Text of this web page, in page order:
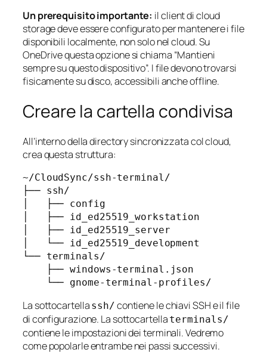
Un prerequisito importante: il client di cloud
storage deve essere configurato per mantenere i file
disponibili localmente, non solo nel cloud. Su
OneDrive questa opzione si chiama “Mantieni
sempre su questo dispositivo”. I file devono trovarsi
fisicamente su disco, accessibili anche offline.
Creare la cartella condivisa
All’interno della directory sincronizzata col cloud,
crea questa struttura:
~/CloudSync/ssh-terminal/
├── ssh/
│   ├── config
│   ├── id_ed25519_workstation
│   ├── id_ed25519_server
│   └── id_ed25519_development
└── terminals/
La sottocartella ssh/ contiene le chiavi SSH e il file
di configurazione. La sottocartella terminals/
contiene le impostazioni dei terminali. Vedremo
come popolarle entrambe nei passi successivi.